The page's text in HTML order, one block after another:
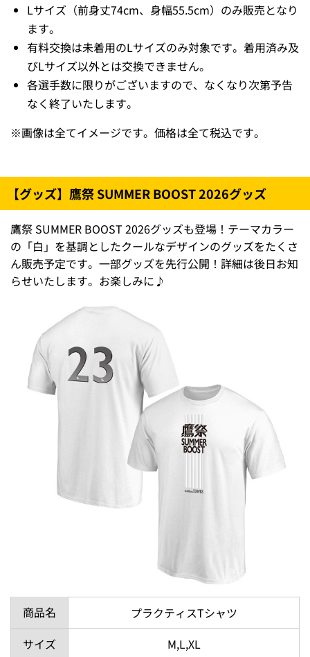
Lサイズ（前身丈74cm、身幅55.5cm）のみ販売となり
ます。
有料交換は未着用のLサイズのみ対象です。着用済み及
びLサイズ以外とは交換できません。
各選手数に限りがございますので、なくなり次第予告
なく終了いたします。
※画像は全てイメージです。価格は全て税込です。
【グッズ】鷹祭 SUMMER BOOST 2026グッズ
鷹祭 SUMMER BOOST 2026グッズも登場！テーマカラー
の「白」を基調としたクールなデザインのグッズをたくさ
ん販売予定です。一部グッズを先行公開！詳細は後日お知
らせいたします。お楽しみに♪
商品名
プラクティスTシャツ
サイズ
M,L,XL